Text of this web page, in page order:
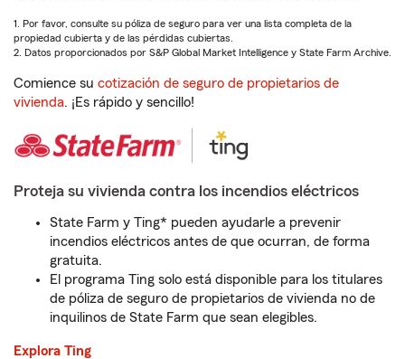
1. Por favor, consulte su póliza de seguro para ver una lista completa de la
propiedad cubierta y de las pérdidas cubiertas.
2. Datos proporcionados por S&P Global Market Intelligence y State Farm Archive.
Comience su cotización de seguro de propietarios de
vivienda. ¡Es rápido y sencillo!
Proteja su vivienda contra los incendios eléctricos
State Farm y Ting* pueden ayudarle a prevenir
incendios eléctricos antes de que ocurran, de forma
gratuita.
El programa Ting solo está disponible para los titulares
de póliza de seguro de propietarios de vivienda no de
inquilinos de State Farm que sean elegibles.
Explora Ting